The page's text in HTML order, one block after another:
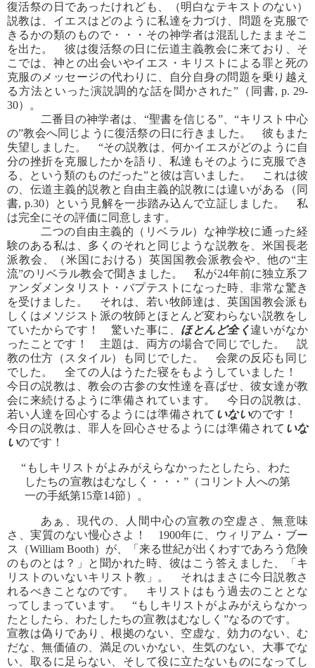
復活祭の日であったけれども、（明白なテキストのない）
説教は、イエスはどのように私達を力づけ、問題を克服で
きるかの類のもので・・・その神学者は混乱したままそこ
を出た。 彼は復活祭の日に伝道主義教会に来ており、そ
こでは、神との出会いやイエス・キリストによる罪と死の
克服のメッセージの代わりに、自分自身の問題を乗り越え
る方法といった演説調的な話を聞かされた”（同書, p. 29-
30）。
二番目の神学者は、“聖書を信じる”、“キリスト中心
の”教会へ同じように復活祭の日に行きました。 彼もまた
失望しました。 “その説教は、何かイエスがどのように自
分の挫折を克服したかを語り、私達もそのように克服でき
る、という類のものだった”と彼は言いました。 これは彼
の、伝道主義的説教と自由主義的説教には違いがある（同
書, p.30）という見解を一歩踏み込んで立証しました。 私
は完全にその評価に同意します。
二つの自由主義的（リベラル）な神学校に通った経
験のある私は、多くのそれと同じような説教を、米国長老
派教会、（米国における）英国国教会派教会や、他の“主
流”のリベラル教会で聞きました。 私が24年前に独立系フ
ァンダメンタリスト・バプテストになった時、非常な驚き
を受けました。 それは、若い牧師達は、英国国教会派も
しくはメソジスト派の牧師とほとんど変わらない説教をし
ていたからです！ 驚いた事に、 ほとんど全く違いがなか
ったことです！ 主題は、両方の場合で同じでした。 説
教の仕方（スタイル）も同じでした。 会衆の反応も同じ
でした。 全ての人はうたた寝をもようしていました！
今日の説教は、教会の古参の女性達を喜ばせ、彼女達が教
会に来続けるように準備されています。 今日の説教は、
若い人達を回心するようには準備されて いないのです！
今日の説教は、罪人を回心させるようには準備されて いな
いのです！
“もしキリストがよみがえらなかったとしたら、わた
したちの宣教はむなしく・・・”（コリント人への第
一の手紙第15章14節）。
あぁ、現代の、人間中心の宣教の空虚さ、無意味
さ、実質のない慢心さよ！ 1900年に、ウィリアム・ブー
ス（William Booth）が、「来る世紀が出くわすであろう危険
のものとは？」と聞かれた時、彼はこう答えました、「キ
リストのいないキリスト教」。 それはまさに今日説教さ
れるべきことなのです。 キリストはもう過去のこととな
ってしまっています。 “もしキリストがよみがえらなかっ
たとしたら、わたしたちの宣教はむなしく”なるのです。
宣教は偽りであり、根拠のない、空虚な、効力のない、む
だな、無価値の、満足のいかない、生気のない、大事でな
い、取るに足らない、そして役に立たないものになってし